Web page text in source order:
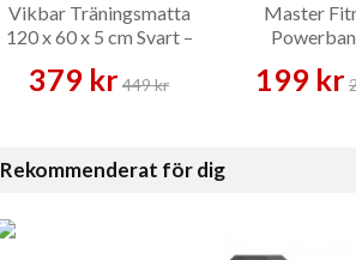
Vikbar Träningsmatta
120 x 60 x 5 cm Svart –
379 kr449 kr
Master
199 kr
Rekommenderat för dig